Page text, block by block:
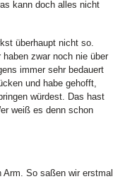
kann doch alles nicht
überhaupt nicht so.
zwar noch nie über
immer sehr bedauert
und habe gehofft,
würdest. Das hast
weiß es denn schon
So saßen wir erstmal